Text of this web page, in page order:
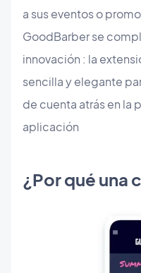
a sus eventos o
GoodBarber se
innovación : la
sencilla y elegante
de cuenta atrás en la
aplicación
¿Por qué una